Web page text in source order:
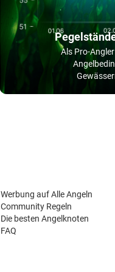
Als Pro-
Werbung auf Alle Angeln
Community Regeln
Die besten Angelknoten
FAQ